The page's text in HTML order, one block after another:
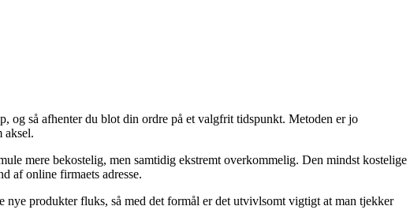
og så afhenter du blot din ordre på et valgfrit tidspunkt. Metoden er jo
aksel.
mere bekostelig, men samtidig ekstremt overkommelig. Den mindst kostelige
af online firmaets adresse.
produkter fluks, så med det formål er det utvivlsomt vigtigt at man tjekker